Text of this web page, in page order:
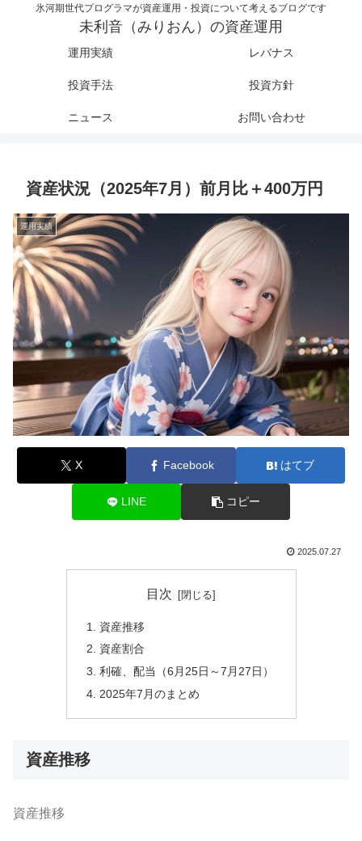
氷河期世代プログラマが資産運用・投資について考えるブログです
未利音（みりおん）の資産運用
運用実績 レバナス
投資手法 投資方針
ニュース お問い合わせ
資産状況（2025年7月）前月比＋400万円
運用実績
X Facebook はてブ
LINE コピー
2025.07.27
目次
資産推移
資産割合
利確、配当（6月25日～7月27日）
2025年7月のまとめ
資産推移
資産推移